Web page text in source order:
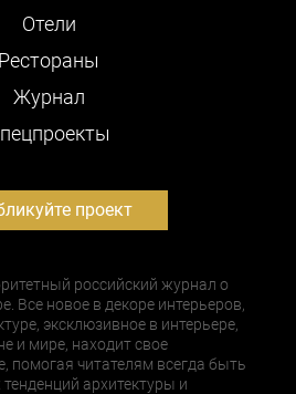
Отели
Рестораны
Журнал
проект
российский журнал о
Все новое в декоре интерьеров,
эксклюзивное в интерьере,
и мире, находит свое
помогая читателям всегда быть
архитектуры и